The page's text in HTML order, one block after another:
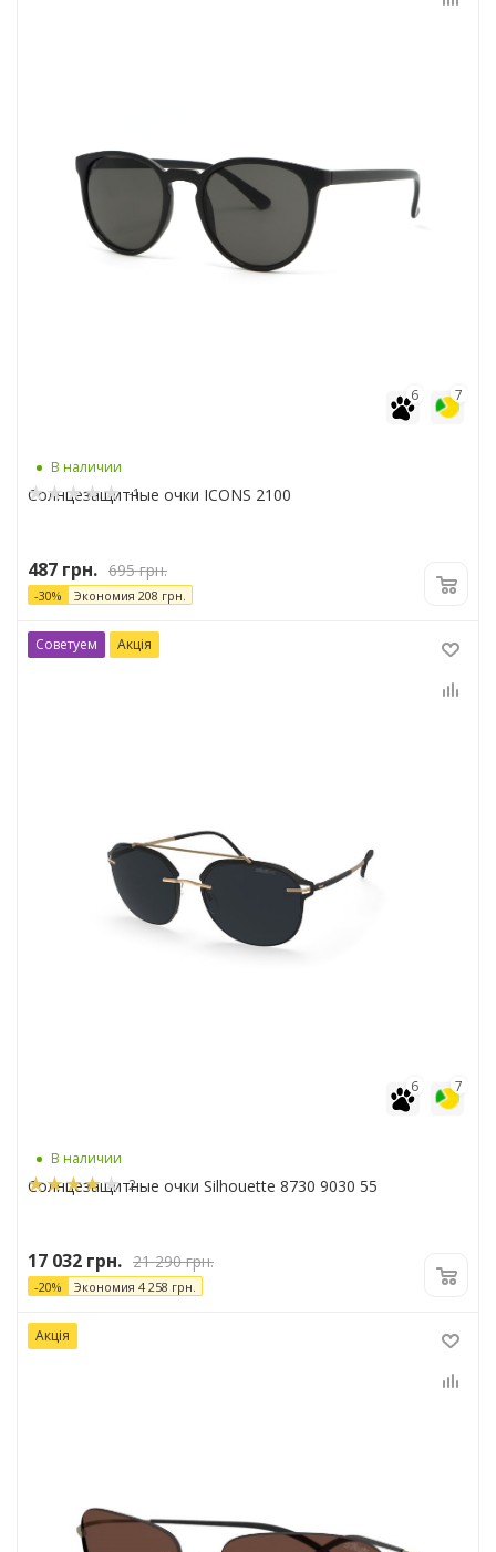
7
6
В наличии
-1
Солнцезащитные очки ICONS 2100
487 грн. 695грн.
-30% Экономия 208 грн.
Советуем Акція
7
6
В наличии
2
Солнцезащитные очки Silhouette 8730 9030 55
17 032 грн. 21 290грн.
-20% Экономия 4 258 грн.
Акція